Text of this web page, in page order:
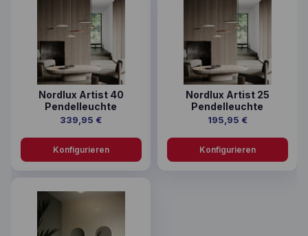
Nordlux Artist 40
Pendelleuchte
339,95 €
Konfigurieren
Nordlux Artist 25
Pendelleuchte
195,95 €
Konfigurieren